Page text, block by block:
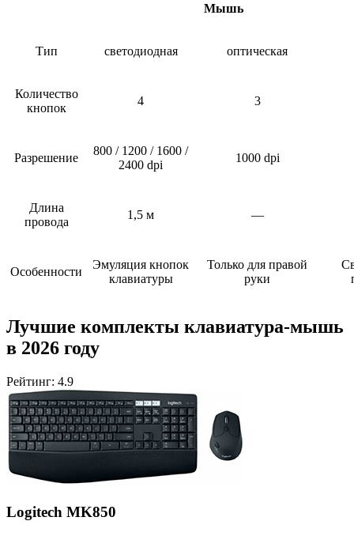
Мышь
Тип светодиодная оптическая
Количество
кнопок
4 3
Разрешение
800 / 1200 / 1600 /
2400 dpi
1000 dpi
Длина
провода
1,5 м —
Особенности
Эмуляция кнопок
клавиатуры
Только для правой
руки
Лучшие комплекты клавиатура-мышь
в 2026 году
Рейтинг: 4.9
Logitech MK850